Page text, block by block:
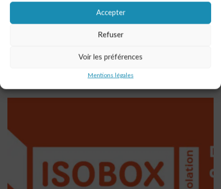
Accepter
Refuser
Voir les préférences
Mentions légales
s’inscrit pleinement dans une démarche de rénovation
énergétique, visant à améliorer le confort thermique tout en
réduisant les déperditions de chaleur. Aujourd’hui, isoler
efficacement son habitation est devenu essentiel, […]